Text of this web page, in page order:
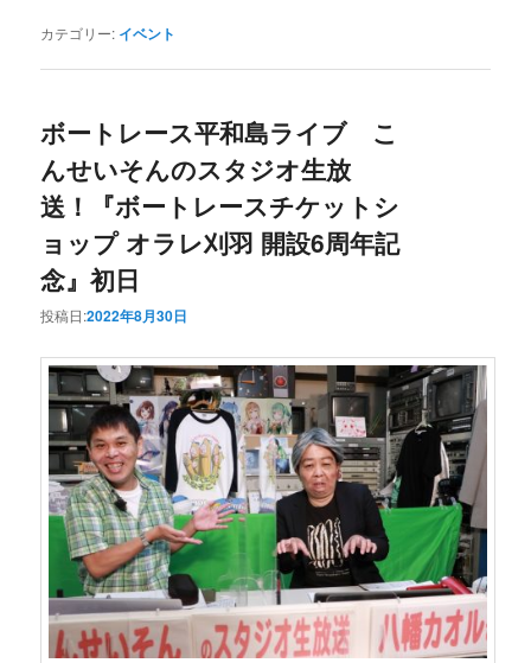
カテゴリー: イベント
ボートレース平和島ライブ こ
んせいそんのスタジオ生放
送！『ボートレースチケットシ
ョップ オラレ刈羽 開設6周年記
念』初日
投稿日:2022年8月30日